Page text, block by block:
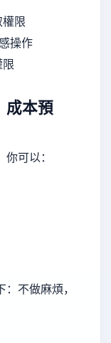
限
操作
成本預
可以：
不做麻煩，